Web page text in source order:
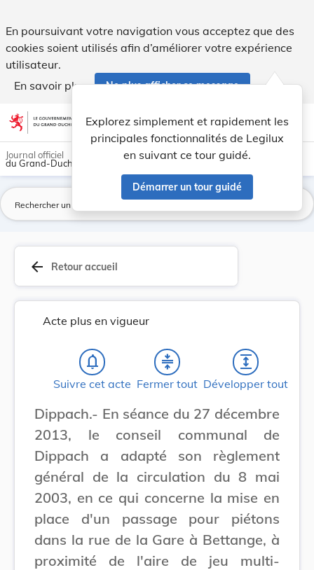
En poursuivant votre navigation vous acceptez que des
cookies soient utilisés afin d’améliorer votre expérience
utilisateur.
En savoir plus
Ne plus afficher ce message
Aller au contenu account_circle help Aide
Explorez simplement et rapidement les
principales fonctionnalités de Legilux
en suivant ce tour guidé.
Démarrer un tour guidé
light_mode dark_mode
Journal officiel
du Grand-Duché de Luxembourg
arrow_back Retour accueil
Acte plus en vigueur
notifications_none
Suivre cet acte
compress
Fermer tout
expand
Développer tout
Dippach.- En séance du 27 décembre
2013, le conseil communal de
Dippach a adapté son règlement
général de la circulation du 8 mai
2003, en ce qui concerne la mise en
place d'un passage pour piétons
dans la rue de la Gare à Bettange, à
proximité de l'aire de jeu multi-